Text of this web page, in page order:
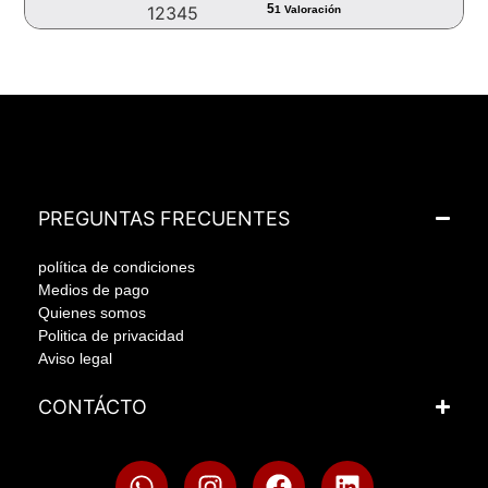
12345 51 Valoración
PREGUNTAS FRECUENTES
política de condiciones
Medios de pago
Quienes somos
Politica de privacidad
Aviso legal
CONTÁCTO